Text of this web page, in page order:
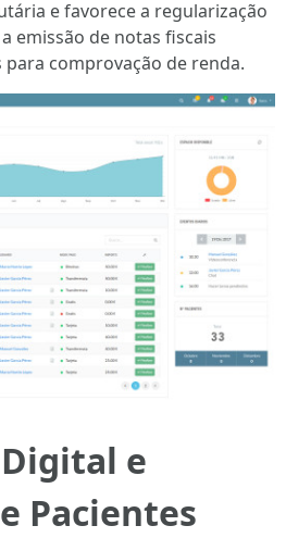
e favorece a regularização
emissão de notas fiscais
comprovação de renda.
e
Pacientes